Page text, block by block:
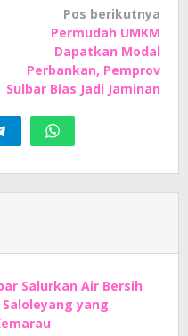
Pos berikutnya
Permudah UMKM
Dapatkan Modal
Perbankan, Pemprov
Sulbar Bias Jadi Jaminan
Salurkan Air Bersih
yang